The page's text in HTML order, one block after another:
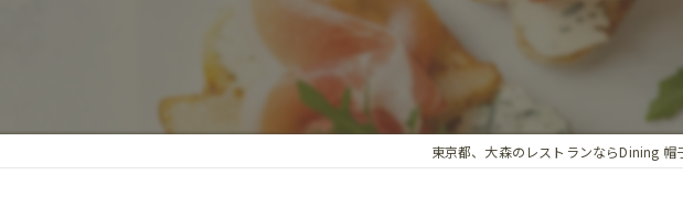
東京都、大森のレストランならDining 帽